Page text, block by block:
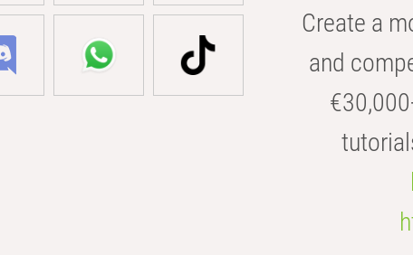
Create a
and